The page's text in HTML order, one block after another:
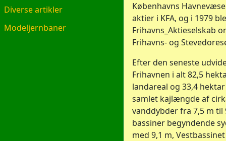
Diverse artikler
Modeljernbaner
Københavns
aktier i KFA, og i 1979
Frihavns_Aktieselskab
Frihavns- og
Efter den seneste
Frihavnen i alt 82,5
landareal og 33,4
samlet kajlængde af
vanddybder fra 7,5 m til
bassiner begyndende
med 9,1 m,